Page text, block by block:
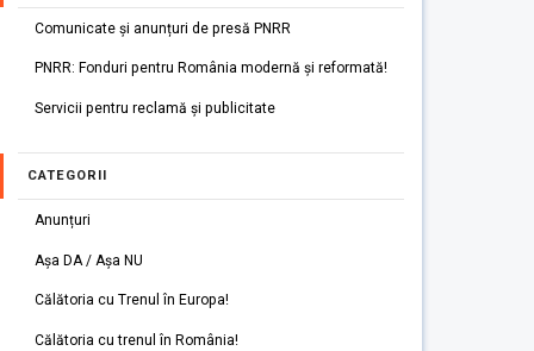
Comunicate și anunțuri de presă PNRR
PNRR: Fonduri pentru România modernă și reformată!
Servicii pentru reclamă și publicitate
CATEGORII
Anunțuri
Așa DA / Așa NU
Călătoria cu Trenul în Europa!
Călătoria cu trenul în România!